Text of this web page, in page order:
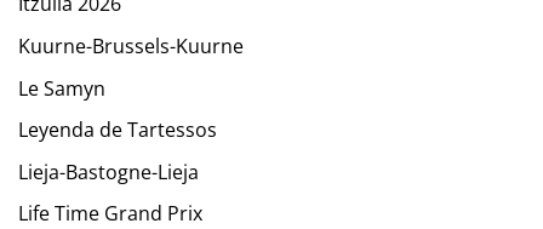
Kuurne-Brussels-Kuurne
Le Samyn
Leyenda de Tartessos
Lieja-Bastogne-Lieja
Life Time Grand Prix